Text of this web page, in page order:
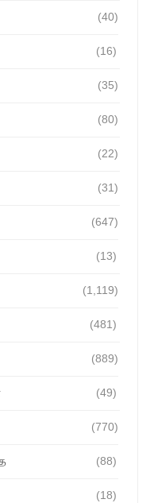
(40)
(16)
(35)
(80)
(22)
(31)
(647)
(13)
(1,119)
(481)
(889)
(49)
(770)
(88)
(18)